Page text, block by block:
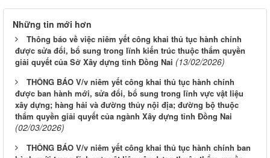
Những tin mới hơn
Thông báo về việc niêm yết công khai thủ tục hành chính
được sửa đổi, bổ sung trong lĩnh kiến trúc thuộc thẩm quyền
giải quyết của Sở Xây dựng tỉnh Đồng Nai (13/02/2026)
THÔNG BÁO V/v niêm yết công khai thủ tục hành chính
được ban hành mới, sửa đổi, bổ sung trong lĩnh vực vật liệu
xây dựng; hàng hải và đường thủy nội địa; đường bộ thuộc
thẩm quyền giải quyết của ngành Xây dựng tỉnh Đồng Nai
(02/03/2026)
THÔNG BÁO V/v niêm yết công khai thủ tục hành chính ban